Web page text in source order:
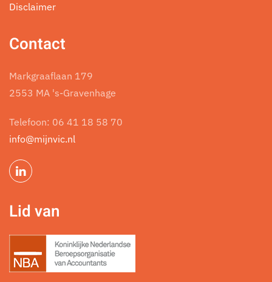
Disclaimer
Contact
Markgraaflaan 179
2553 MA 's-Gravenhage
Telefoon: 06 41 18 58 70
info@mijnvic.nl
Lid van